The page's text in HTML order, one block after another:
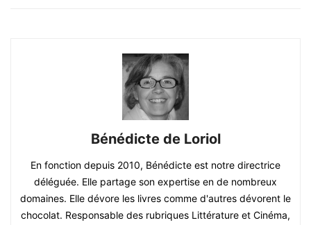
Bénédicte de Loriol
En fonction depuis 2010, Bénédicte est notre directrice
déléguée. Elle partage son expertise en de nombreux
domaines. Elle dévore les livres comme d'autres dévorent le
chocolat. Responsable des rubriques Littérature et Cinéma,